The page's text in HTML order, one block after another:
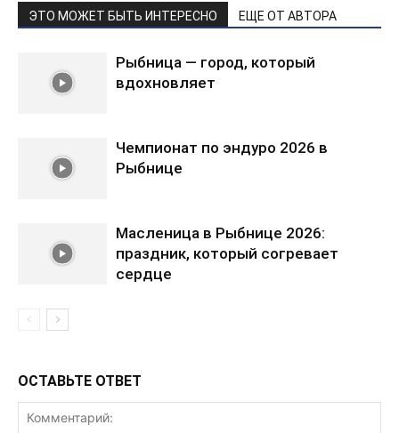
ЭТО МОЖЕТ БЫТЬ ИНТЕРЕСНО ЕЩЕ ОТ АВТОРА
Рыбница — город, который
вдохновляет
Чемпионат по эндуро 2026 в
Рыбнице
Масленица в Рыбнице 2026:
праздник, который согревает
сердце
ОСТАВЬТЕ ОТВЕТ